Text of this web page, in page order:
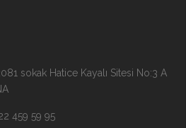
sokak Hatice Kayalı Sitesi No:3 A
459 59 95